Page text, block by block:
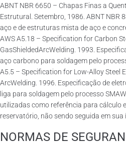
ABNT NBR 6650 – Chapas Finas a
Estrutural. Setembro, 1986. ABNT NBR
aço e de estruturas mista de aço e
AWS A5.18 – Specification for Carbon
GasShieldedArcWelding. 1993.
aço carbono para soldagem pelo
A5.5 – Specification for Low-Alloy Steel
ArcWelding. 1996. Especificação de
liga para soldagem pelo processo
utilizadas como referência para cálculo
reservatório, não sendo seguida em sua
NORMAS DE